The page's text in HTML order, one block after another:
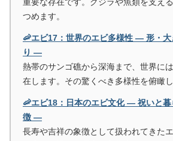
重要な存在です。クジラや魚類を支え
つめます。
🦐エビ17：世界のエビ多様性 ― 形・
り ―
熱帯のサンゴ礁から深海まで、世界に
在します。その驚くべき多様性を俯瞰し
🦐エビ18：日本のエビ文化 ― 祝いと
徴 ―
長寿や吉祥の象徴として扱われてきた